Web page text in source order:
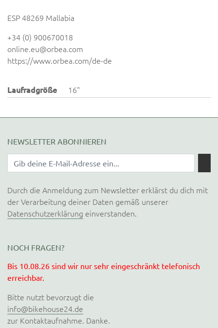
ESP 48269 Mallabia
+34 (0) 900670018
online.eu@orbea.com
https://www.orbea.com/de-de
Laufradgröße 16"
NEWSLETTER ABONNIEREN
Durch die Anmeldung zum Newsletter erklärst du dich mit
der Verarbeitung deiner Daten gemäß unserer
Datenschutzerklärung einverstanden.
NOCH FRAGEN?
Bis 10.08.26 sind wir nur sehr eingeschränkt telefonisch
erreichbar.
Bitte nutzt bevorzugt die
info@bikehouse24.de
zur Kontaktaufnahme. Danke.